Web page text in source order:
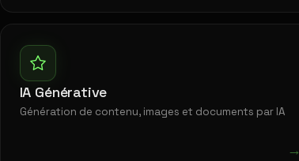
IA Générative
Génération de contenu, images et documents par IA
→